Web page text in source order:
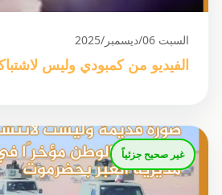
السبت 06/ديسمبر/2025
الفيديو من كمبودي وليس
غير صحيح جزئياً